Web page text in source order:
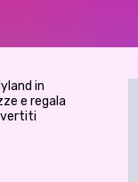
in
e regala